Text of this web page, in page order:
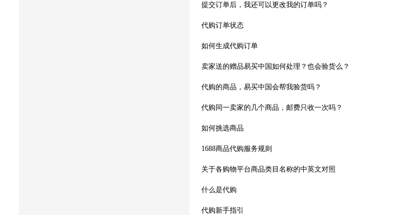
提交订单后，我还可以更改我的订单吗？
代购订单状态
如何生成代购订单
卖家送的赠品易买中国如何处理？也会验货么？
代购的商品，易买中国会帮我验货吗？
代购同一卖家的几个商品，邮费只收一次吗？
如何挑选商品
1688商品代购服务规则
关于各购物平台商品类目名称的中英文对照
什么是代购
代购新手指引